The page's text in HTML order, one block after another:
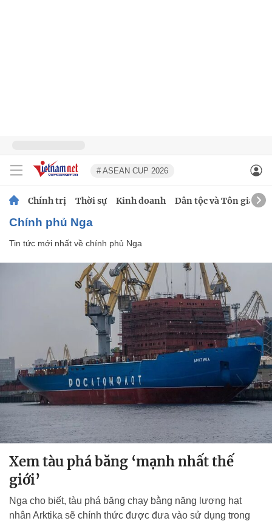
# ASEAN CUP 2026
Chính trị Thời sự Kinh doanh Dân tộc và Tôn giáo
chính phủ Nga
Tin tức mới nhất về chính phủ Nga
Xem tàu phá băng ‘mạnh nhất thế
giới’
Nga cho biết, tàu phá băng chạy bằng năng lượng hạt
nhân Arktika sẽ chính thức được đưa vào sử dụng trong